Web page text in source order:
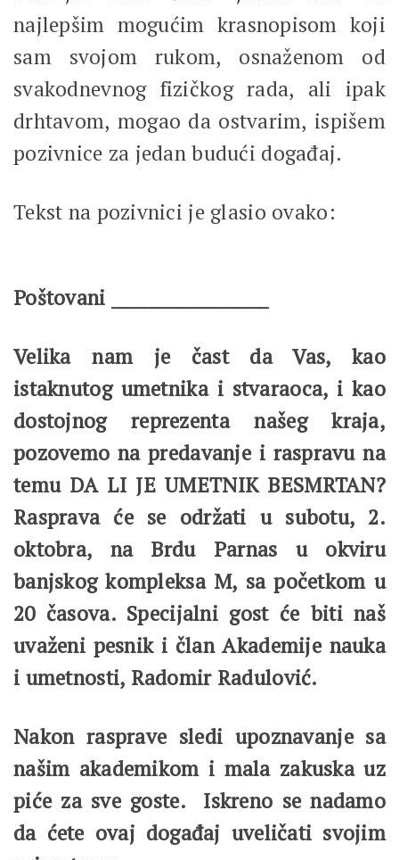
najlepšim mogućim krasnopisom koji
sam svojom rukom, osnaženom od
svakodnevnog fizičkog rada, ali ipak
drhtavom, mogao da ostvarim, ispišem
pozivnice za jedan budući događaj.
Tekst na pozivnici je glasio ovako:
Poštovani ___________________
Velika nam je čast da Vas, kao
istaknutog umetnika i stvaraoca, i kao
dostojnog reprezenta našeg kraja,
pozovemo na predavanje i raspravu na
temu DA LI JE UMETNIK BESMRTAN?
Rasprava će se održati u subotu, 2.
oktobra, na Brdu Parnas u okviru
banjskog kompleksa M, sa početkom u
20 časova. Specijalni gost će biti naš
uvaženi pesnik i član Akademije nauka
i umetnosti, Radomir Radulović.
Nakon rasprave sledi upoznavanje sa
našim akademikom i mala zakuska uz
piće za sve goste. Iskreno se nadamo
da ćete ovaj događaj uveličati svojim